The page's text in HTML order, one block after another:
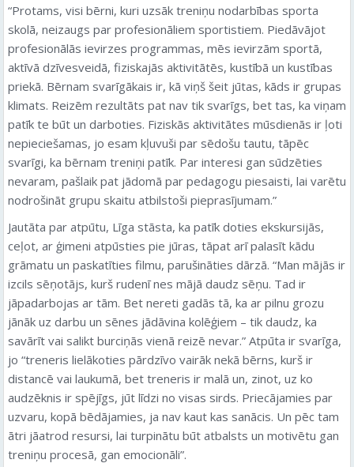
“Protams, visi bērni, kuri uzsāk treniņu nodarbības sporta
skolā, neizaugs par profesionāliem sportistiem. Piedāvājot
profesionālās ievirzes programmas, mēs ievirzām sportā,
aktīvā dzīvesveidā, fiziskajās aktivitātēs, kustībā un kustības
priekā. Bērnam svarīgākais ir, kā viņš šeit jūtas, kāds ir grupas
klimats. Reizēm rezultāts pat nav tik svarīgs, bet tas, ka viņam
patīk te būt un darboties. Fiziskās aktivitātes mūsdienās ir ļoti
nepieciešamas, jo esam kļuvuši par sēdošu tautu, tāpēc
svarīgi, ka bērnam treniņi patīk. Par interesi gan sūdzēties
nevaram, pašlaik pat jādomā par pedagogu piesaisti, lai varētu
nodrošināt grupu skaitu atbilstoši pieprasījumam.”
Jautāta par atpūtu, Līga stāsta, ka patīk doties ekskursijās,
ceļot, ar ģimeni atpūsties pie jūras, tāpat arī palasīt kādu
grāmatu un paskatīties filmu, parušināties dārzā. “Man mājās ir
izcils sēņotājs, kurš rudenī nes mājā daudz sēņu. Tad ir
jāpadarbojas ar tām. Bet nereti gadās tā, ka ar pilnu grozu
jānāk uz darbu un sēnes jādāvina kolēģiem – tik daudz, ka
savārīt vai salikt burciņās vienā reizē nevar.” Atpūta ir svarīga,
jo “treneris lielākoties pārdzīvo vairāk nekā bērns, kurš ir
distancē vai laukumā, bet treneris ir malā un, zinot, uz ko
audzēknis ir spējīgs, jūt līdzi no visas sirds. Priecājamies par
uzvaru, kopā bēdājamies, ja nav kaut kas sanācis. Un pēc tam
ātri jāatrod resursi, lai turpinātu būt atbalsts un motivētu gan
treniņu procesā, gan emocionāli”.